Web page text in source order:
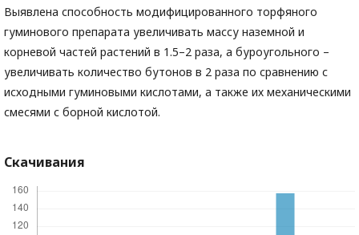
Выявлена способность модифицированного торфяного
гуминового препарата увеличивать массу наземной и
корневой частей растений в 1.5–2 раза, а буроугольного –
увеличивать количество бутонов в 2 раза по сравнению с
исходными гуминовыми кислотами, а также их механическими
смесями с борной кислотой.
Скачивания